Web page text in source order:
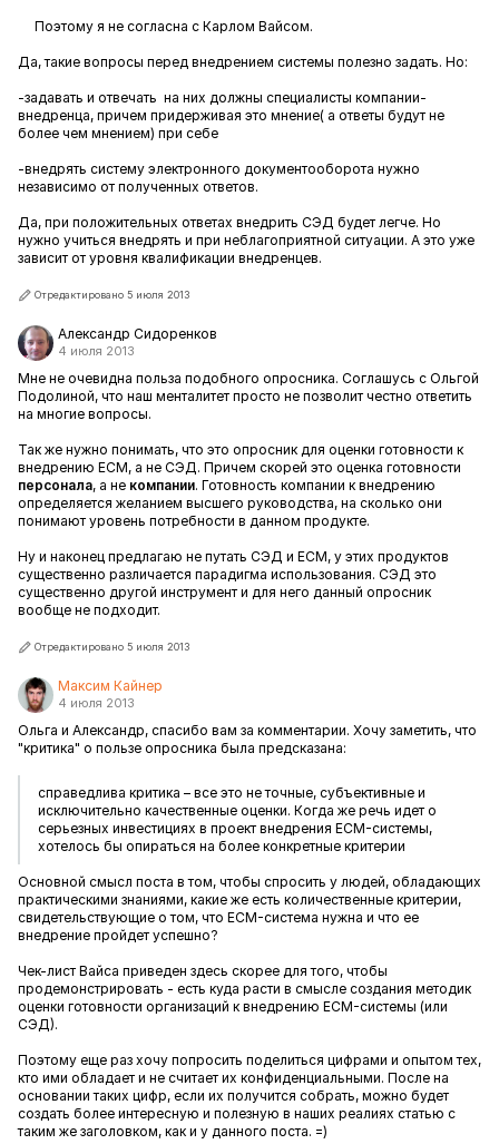
Поэтому я не согласна с Карлом Вайсом.
Да, такие вопросы перед внедрением системы полезно задать. Но:
-задавать и отвечать на них должны специалисты компании-
внедренца, причем придерживая это мнение( а ответы будут не
более чем мнением) при себе
-внедрять систему электронного документооборота нужно
независимо от полученных ответов.
Да, при положительных ответах внедрить СЭД будет легче. Но
нужно учиться внедрять и при неблагоприятной ситуации. А это уже
зависит от уровня квалификации внедренцев.
Отредактировано 5 июля 2013
Александр Сидоренков
4 июля 2013
Мне не очевидна польза подобного опросника. Соглашусь с Ольгой
Подолиной, что наш менталитет просто не позволит честно ответить
на многие вопросы.
Так же нужно понимать, что это опросник для оценки готовности к
внедрению ECM, а не СЭД. Причем скорей это оценка готовности
персонала, а не компании. Готовность компании к внедрению
определяется желанием высшего руководства, на сколько они
понимают уровень потребности в данном продукте.
Ну и наконец предлагаю не путать СЭД и ECM, у этих продуктов
существенно различается парадигма использования. СЭД это
существенно другой инструмент и для него данный опросник
вообще не подходит.
Отредактировано 5 июля 2013
Максим Кайнер
4 июля 2013
Ольга и Александр, спасибо вам за комментарии. Хочу заметить, что
"критика" о пользе опросника была предсказана:
справедлива критика – все это не точные, субъективные и
исключительно качественные оценки. Когда же речь идет о
серьезных инвестициях в проект внедрения ECM-системы,
хотелось бы опираться на более конкретные критерии
Основной смысл поста в том, чтобы спросить у людей, обладающих
практическими знаниями, какие же есть количественные критерии,
свидетельствующие о том, что ECM-система нужна и что ее
внедрение пройдет успешно?
Чек-лист Вайса приведен здесь скорее для того, чтобы
продемонстрировать - есть куда расти в смысле создания методик
оценки готовности организаций к внедрению ECM-системы (или
СЭД).
Поэтому еще раз хочу попросить поделиться цифрами и опытом тех,
кто ими обладает и не считает их конфиденциальными. После на
основании таких цифр, если их получится собрать, можно будет
создать более интересную и полезную в наших реалиях статью с
таким же заголовком, как и у данного поста. =)